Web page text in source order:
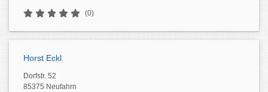
(0)
Horst Eckl
Dorfstr. 52
85375 Neufahrn